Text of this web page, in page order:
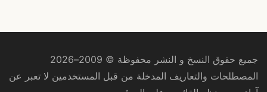
جميع حقوق النسخ و النشر محفوظة © 2009–2026
المصطلحات والتعاريف المدخلة من قبل المستخدمين لا تعبر عن